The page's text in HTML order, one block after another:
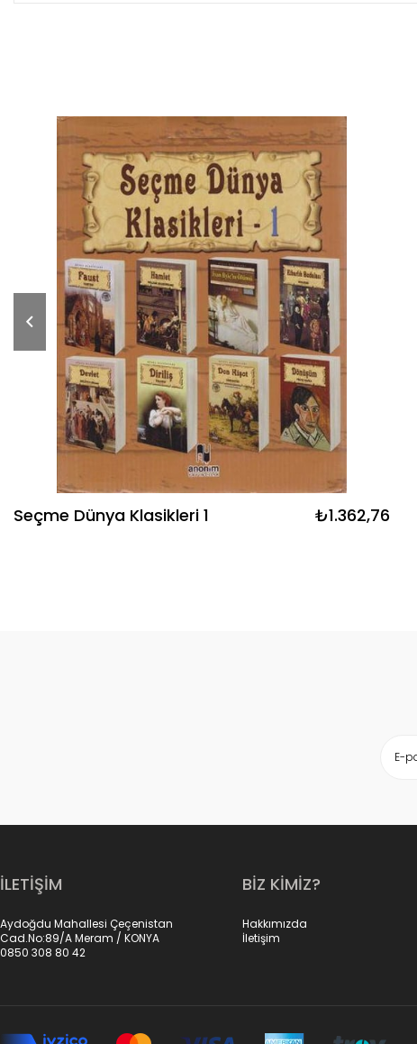
Seçme Dünya Klasikleri 1 ₺1.362,76
İLETİŞİM
Aydoğdu Mahallesi Çeçenistan
Cad.No:89/A Meram / KONYA
0850 308 80 42
BİZ KİMİZ?
Hakkımızda
İletişim